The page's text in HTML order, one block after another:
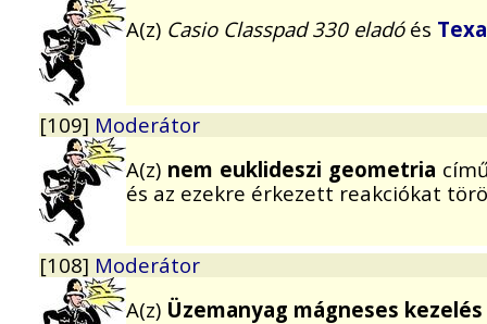
A(z) Casio Classpad 330 eladó és
[109] Moderátor
A(z) nem euklideszi geometria
és az ezekre érkezett reakciókat
[108] Moderátor
A(z) Üzemanyag mágneses kezelés